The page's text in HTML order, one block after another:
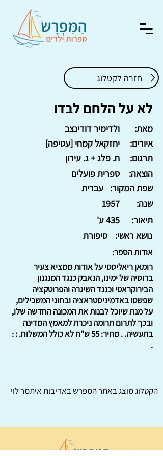
חזרה לקטלוג
לא על הלחם לבדו
ולדימיר דודינצב
מאת:
יחזקאל קמחי [עטיפה]
איורים:
ח. פלג + ג. עירון
תרגום:
ספרית פועלים
הוצאה:
עברית
שפת המקור:
1957
שנה:
435 ע'
תיאור:
סיפורת
נושא ראשי:
אודות הספר:
רומאן ריאליסטי על אודות ממציא צעיר
ברוסיה של ימינו, הנאבק כנגד המנגנון
הבירוקראטי וכנגד השיגרה והפרוטקציה
שפשטו באדמיניסטראציה ובחוגי המשכילים,
על מנת שיוכל לבנות את המכונה החדשה שלו,
ובכך לתרום תרומה ניכרת למאמץ המדינה
בתעשיה. . מחיר: 55 ש"ח לא כולל המשלוח. : :
.
הקטלוג מוצג באתרהמפרשבאדיבות איתמר לוי